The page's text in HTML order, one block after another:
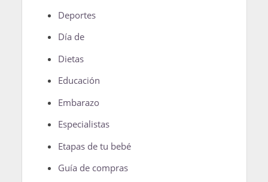
Deportes
Día de
Dietas
Educación
Embarazo
Especialistas
Etapas de tu bebé
Guía de compras